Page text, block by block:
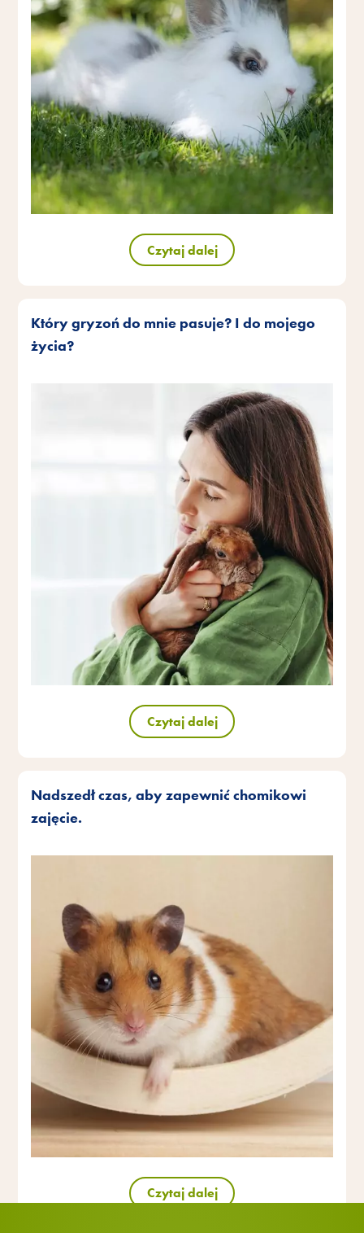
Czytaj dalej
Który gryzoń do mnie pasuje? I do mojego
życia?
Czytaj dalej
Nadszedł czas, aby zapewnić chomikowi
zajęcie.
Czytaj dalej